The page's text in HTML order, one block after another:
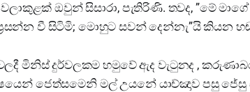
ඔවුන් සිසාරා, පැතිරිණි. තවද, ”මේ
වී සිටිමි; මොහුට සවන් දෙන්නැ”යි කියන
මිනිස් දුර්වලකම හමුවේ ඇද වැටුනද ,
ජෙත්සමෙනි මල් උයනේ යාච්ඤාව පසු